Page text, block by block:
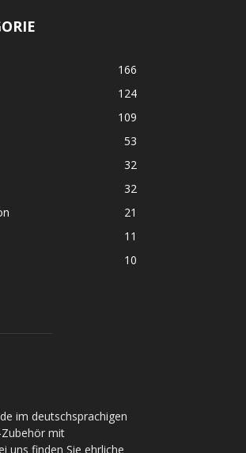
166
124
109
53
32
32
21
11
10
im deutschsprachigen
mit
uns finden Sie ehrliche